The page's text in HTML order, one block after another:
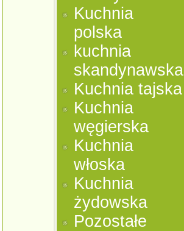
Kuchnia
polska
kuchnia
skandynawska
Kuchnia tajska
Kuchnia
węgierska
Kuchnia
włoska
Kuchnia
żydowska
Pozostałe